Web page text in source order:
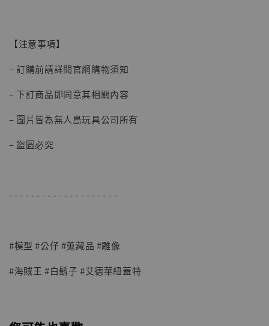
【注意事項】
– 訂購前請詳閱官網購物須知
– 下訂商品即同意其相關內容
– 圖片皆為無人島玩具公司所有
– 盜圖必究
- - - - - - - - - - - - - - - - - - - -
#模型 #公仔 #蒐藏品 #雕像
#海賊王 #白鬍子 #艾德華紐蓋特